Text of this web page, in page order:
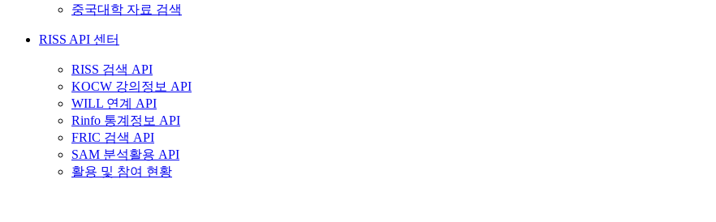
중국대학 자료 검색
RISS API 센터
RISS 검색 API
KOCW 강의정보 API
WILL 연계 API
Rinfo 통계정보 API
FRIC 검색 API
SAM 분석활용 API
활용 및 참여 현황